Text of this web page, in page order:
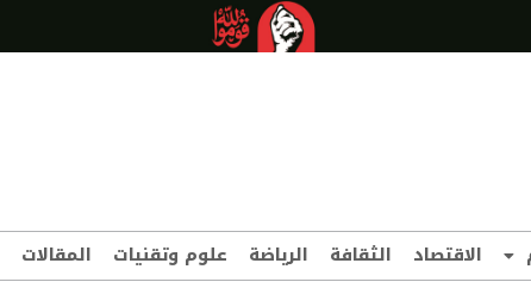
الاقتصاد الثقافة الرياضة علوم وتقنيات المقالات